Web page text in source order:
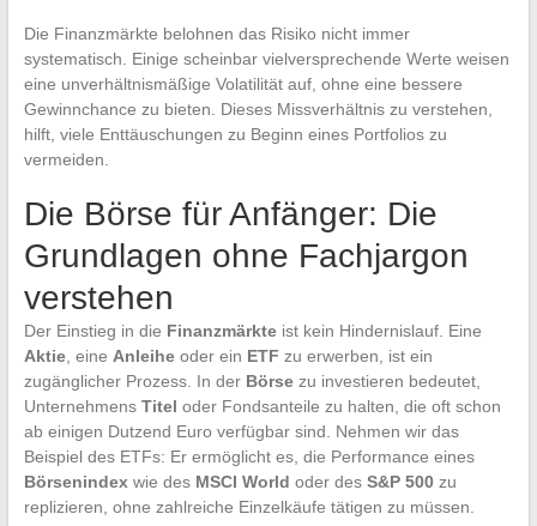
Die Finanzmärkte belohnen das Risiko nicht immer
systematisch. Einige scheinbar vielversprechende Werte weisen
eine unverhältnismäßige Volatilität auf, ohne eine bessere
Gewinnchance zu bieten. Dieses Missverhältnis zu verstehen,
hilft, viele Enttäuschungen zu Beginn eines Portfolios zu
vermeiden.
Die Börse für Anfänger: Die
Grundlagen ohne Fachjargon
verstehen
Der Einstieg in die Finanzmärkteist kein Hindernislauf. Eine
Aktie, eine Anleiheoder ein ETF zu erwerben, ist ein
zugänglicher Prozess. In der Börsezu investieren bedeutet,
Unternehmens Titel oder Fondsanteile zu halten, die oft schon
ab einigen Dutzend Euro verfügbar sind. Nehmen wir das
Beispiel des ETFs: Er ermöglicht es, die Performance eines
Börsenindexwie des MSCI World oder des S&P 500zu
replizieren, ohne zahlreiche Einzelkäufe tätigen zu müssen.